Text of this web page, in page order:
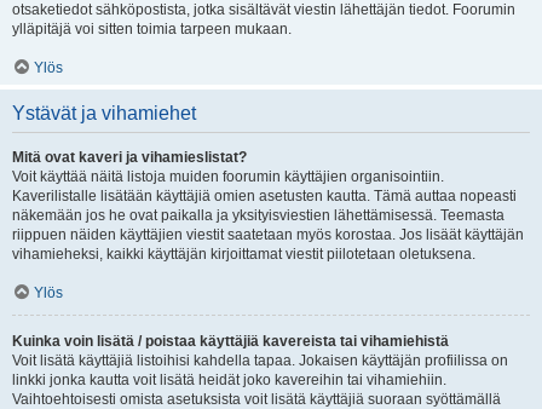
otsaketiedot sähköpostista, jotka sisältävät viestin lähettäjän tiedot. Foorumin
ylläpitäjä voi sitten toimia tarpeen mukaan.
Ylös
Ystävät ja vihamiehet
Mitä ovat kaveri ja vihamieslistat?
Voit käyttää näitä listoja muiden foorumin käyttäjien organisointiin.
Kaverilistalle lisätään käyttäjiä omien asetusten kautta. Tämä auttaa nopeasti
näkemään jos he ovat paikalla ja yksityisviestien lähettämisessä. Teemasta
riippuen näiden käyttäjien viestit saatetaan myös korostaa. Jos lisäät käyttäjän
vihamieheksi, kaikki käyttäjän kirjoittamat viestit piilotetaan oletuksena.
Ylös
Kuinka voin lisätä / poistaa käyttäjiä kavereista tai vihamiehistä
Voit lisätä käyttäjiä listoihisi kahdella tapaa. Jokaisen käyttäjän profiilissa on
linkki jonka kautta voit lisätä heidät joko kavereihin tai vihamiehiin.
Vaihtoehtoisesti omista asetuksista voit lisätä käyttäjiä suoraan syöttämällä